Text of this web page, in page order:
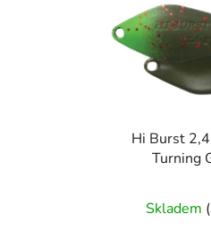
Hi Burst
Turning
Skladem